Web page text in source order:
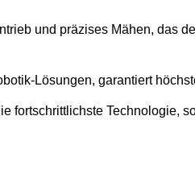
und präzises Mähen, das
Lösungen, garantiert
fortschrittlichste Technologie,